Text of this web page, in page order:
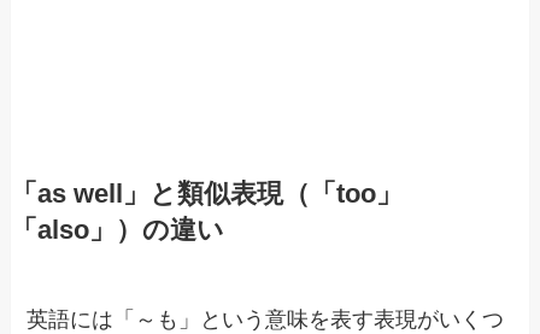
「as well」と類似表現（「too」
「also」）の違い
英語には「～も」という意味を表す表現がいくつ